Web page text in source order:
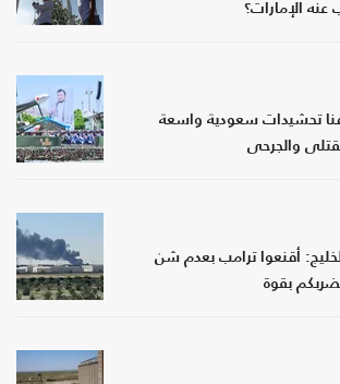
عنه الإمارات؟
تحشيدات سعودية واسعة
والجرحى
أقنعوا ترامب بعدم شن
بقوة